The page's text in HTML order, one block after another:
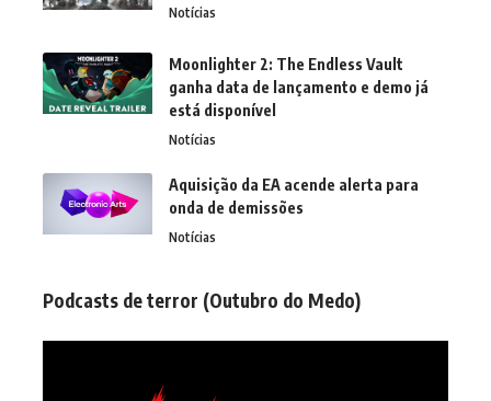
Notícias
Moonlighter 2: The Endless Vault
ganha data de lançamento e demo já
está disponível
Notícias
Aquisição da EA acende alerta para
onda de demissões
Notícias
Podcasts de terror (Outubro do Medo)